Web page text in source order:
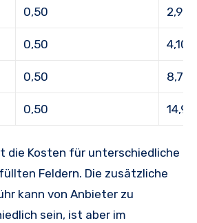
0,50 2,90
0,50 4,10
0,50 8,70
0,50 14,90
die Kosten für unterschiedliche
Feldern. Die zusätzliche
kann von Anbieter zu
sein, ist aber im